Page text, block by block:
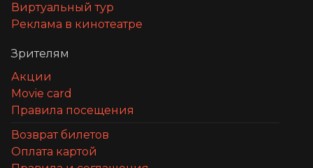
Виртуальный тур
Реклама в кинотеатре
Зрителям
Акции
Movie card
Правила посещения
Возврат билетов
Оплата картой